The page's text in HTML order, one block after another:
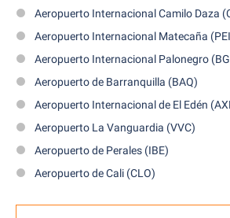
Aeropuerto Internacional Camilo Daza
Aeropuerto Internacional Matecaña
Aeropuerto Internacional Palonegro
Aeropuerto de Barranquilla (BAQ)
Aeropuerto Internacional de El Edén
Aeropuerto La Vanguardia (VVC)
Aeropuerto de Perales (IBE)
Aeropuerto de Cali (CLO)